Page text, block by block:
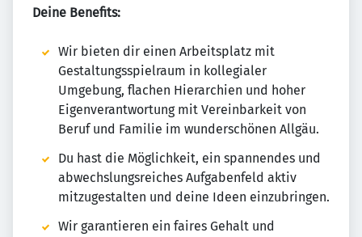
Deine Benefits:
Wir bieten dir einen Arbeitsplatz mit
Gestaltungsspielraum in kollegialer
Umgebung, flachen Hierarchien und hoher
Eigenverantwortung mit Vereinbarkeit von
Beruf und Familie im wunder­schönen Allgäu.
Du hast die Möglichkeit, ein spannendes und
abwechslungsreiches Aufgabenfeld aktiv
mitzugestalten und deine Ideen einzubringen.
Wir garantieren ein faires Gehalt und